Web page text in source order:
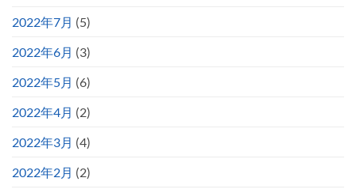
2022年7月 (5)
2022年6月 (3)
2022年5月 (6)
2022年4月 (2)
2022年3月 (4)
2022年2月 (2)